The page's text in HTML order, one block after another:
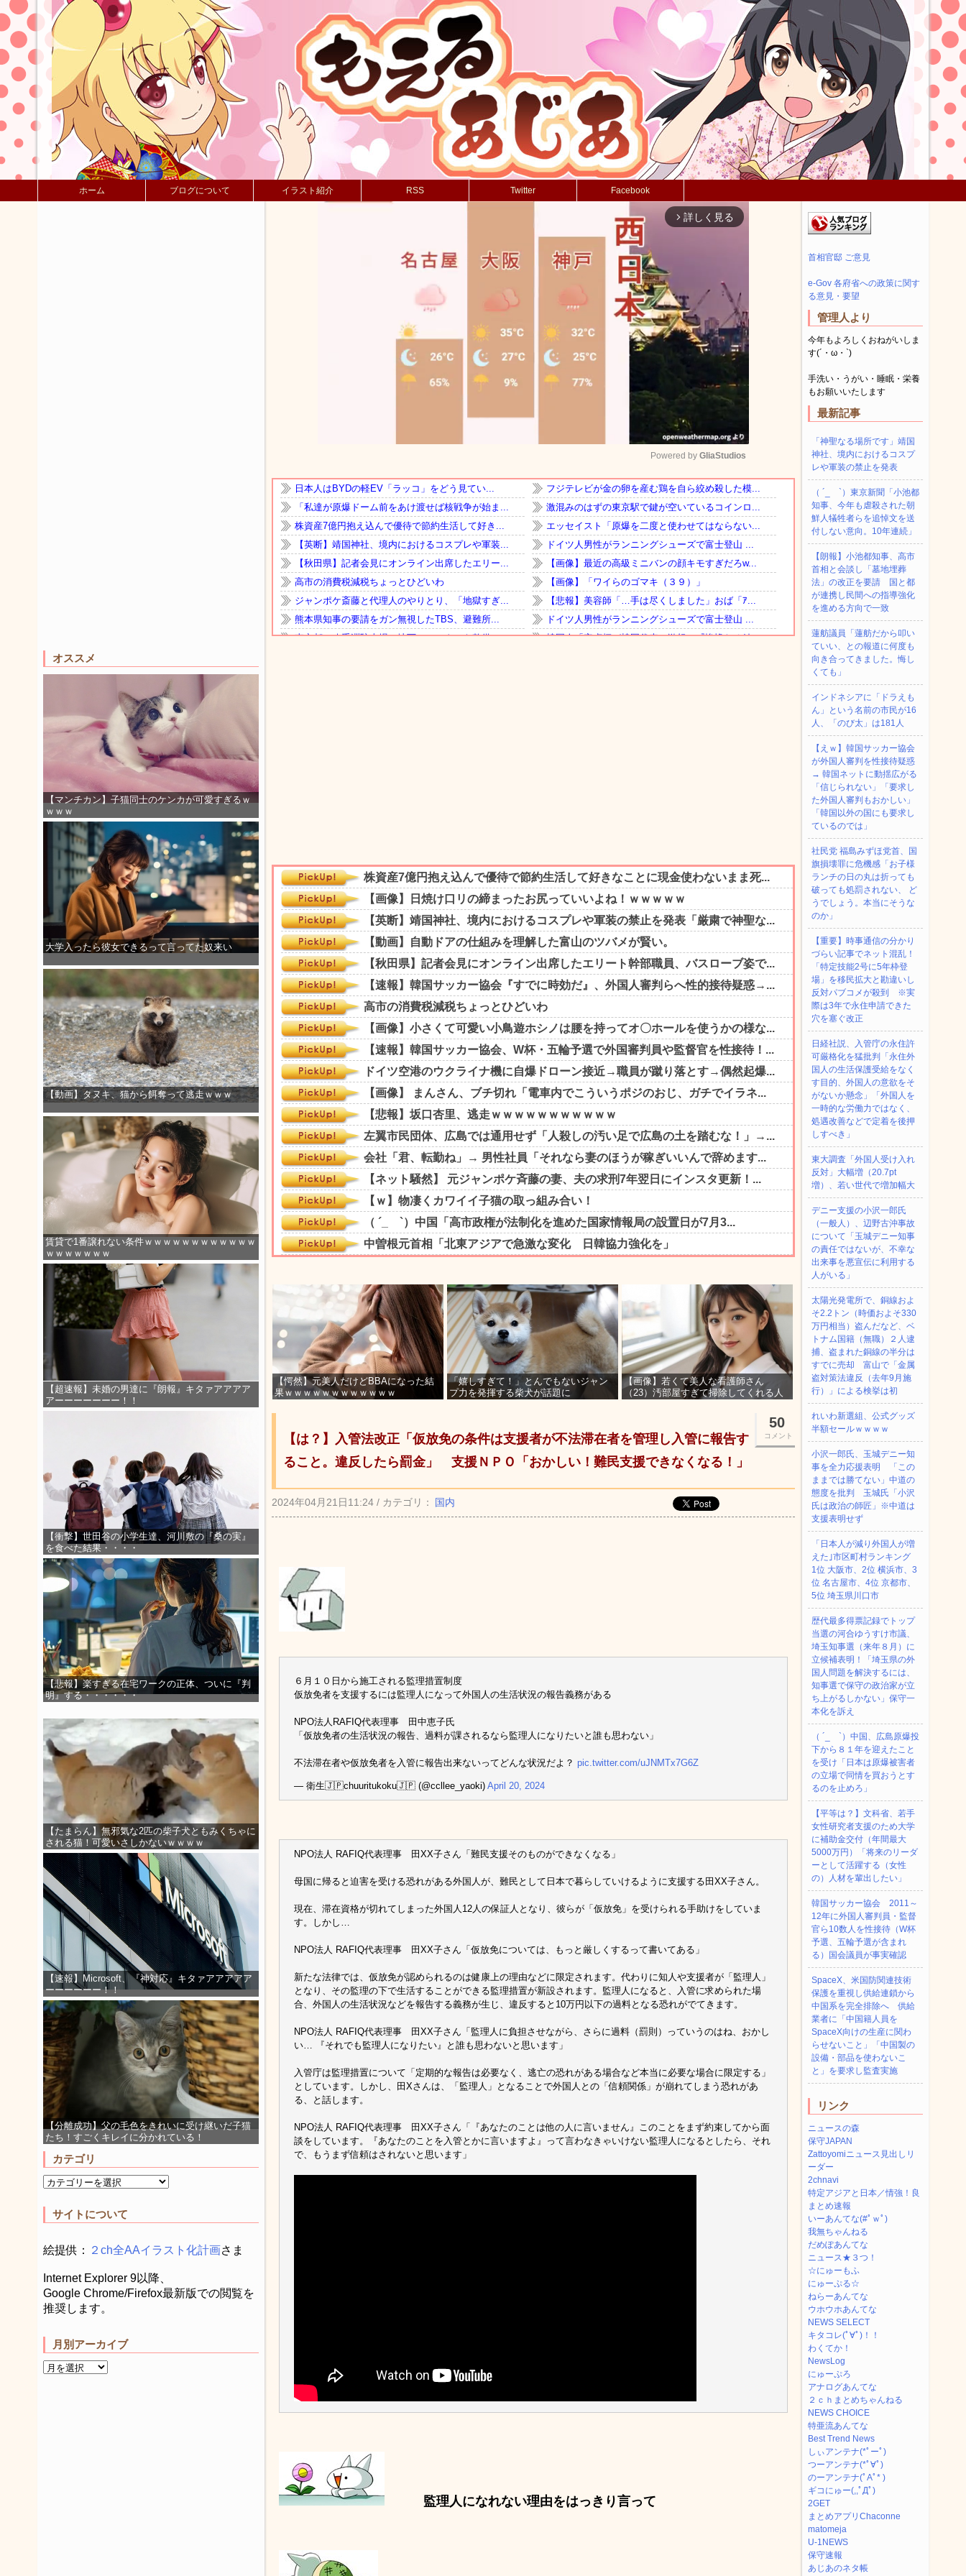
ホーム ブログについて イラスト紹介 RSS Twitter Facebook
オススメ
【マンチカン】子猫同士のケンカが可愛すぎるｗ
ｗｗｗ
大学入ったら彼女できるって言ってた奴来い
【動画】タヌキ、猫から餌奪って逃走ｗｗｗ
賃貸で1番譲れない条件ｗｗｗｗｗｗｗｗｗｗｗｗ
ｗｗｗｗｗｗｗ
【超速報】未婚の男達に『朗報』キタァアアアア
アーーーーーーー！！
【衝撃】世田谷の小学生達、河川敷の『桑の実』
を食べた結果・・・・
【悲報】楽すぎる在宅ワークの正体、ついに『判
明』する・・・・・・
【たまらん】無邪気な2匹の柴子犬ともみくちゃに
される猫！可愛いさしかないｗｗｗｗ
【速報】Microsoft、『神対応』キタァアアアアア
ーーーーーー！！
【分離成功】父の毛色をきれいに受け継いだ子猫
たち！すごくキレイに分かれている！
カテゴリ
サイトについて
絵提供： ２ch全AAイラスト化計画さま
Internet Explorer 9以降、
Google Chrome/Firefox最新版での閲覧を
推奨します。
月別アーカイブ
arrow_forward_ios 詳しく見る
Mute
Powered by GliaStudios
【愕然】元美人だけどBBAになった結
果ｗｗｗｗｗｗｗｗｗｗｗｗ
「嬉しすぎて！」とんでもないジャン
プ力を発揮する柴犬が話題に
【画像】若くて美人な看護師さん
（23）汚部屋すぎて掃除してくれる人
50
コメント
【は？】入管法改正「仮放免の条件は支援者が不法滞在者を管理し入管に報告す
ること。違反したら罰金」 支援ＮＰＯ「おかしい！難民支援できなくなる！」
2024年04月21日11:24 / カテゴリ： 国内
６月１０日から施工される監理措置制度
仮放免者を支援するには監理人になって外国人の生活状況の報告義務がある
NPO法人RAFIQ代表理事 田中恵子氏
「仮放免者の生活状況の報告、過料が課されるなら監理人になりたいと誰も思わない」
不法滞在者や仮放免者を入管に報告出来ないってどんな状況だよ？ pic.twitter.com/uJNMTx7G6Z
— 衛生🇯🇵chuuritukoku🇯🇵 (@ccllee_yaoki) April 20, 2024
NPO法人 RAFIQ代表理事 田XX子さん「難民支援そのものができなくなる」
母国に帰ると迫害を受ける恐れがある外国人が、難民として日本で暮らしていけるように支援する田XX子さん。
現在、滞在資格が切れてしまった外国人12人の保証人となり、彼らが「仮放免」を受けられる手助けをしていま
す。しかし…
NPO法人 RAFIQ代表理事 田XX子さん「仮放免については、もっと厳しくするって書いてある」
新たな法律では、仮放免が認められるのは健康上の理由などに限定されます。代わりに知人や支援者が「監理人」
となり、その監理の下で生活することができる監理措置が新設されます。監理人になると、入管に求められた場
合、外国人の生活状況などを報告する義務が生じ、違反すると10万円以下の過料となる恐れがでてきます。
NPO法人 RAFIQ代表理事 田XX子さん「監理人に負担させながら、さらに過料（罰則）っていうのはね、おかし
い… 『それでも監理人になりたい』と誰も思わないと思います」
入管庁は監理措置について「定期的な報告は必要なく、逃亡の恐れがある場合など本当に必要な場合に限定する」
としています。しかし、田Xさんは、「監理人」となることで外国人との「信頼関係」が崩れてしまう恐れがあ
る、と話します。
NPO法人 RAFIQ代表理事 田XX子さん「『あなたのことは他の人に言いません』このことをまず約束してから面
談をしています。『あなたのことを入管とかに言いますよ』って言わなきゃいけない監理人になるとしたら、それ
で、もうまず信頼はされないと思います」
監理人になれない理由をはっきり言って
首相官邸 ご意見
e-Gov 各府省への政策に関す
る意見・要望
管理人より
今年もよろしくおねがいしま
す(´・ω・`)
手洗い・うがい・睡眠・栄養
もお願いいたします
最新記事
「神聖なる場所です」靖国
神社、境内におけるコスプ
レや軍装の禁止を発表
（ ´_ゝ`）東京新聞「小池都
知事、今年も虐殺された朝
鮮人犠牲者らを追悼文を送
付しない意向。10年連続」
【朗報】小池都知事、高市
首相と会談し「墓地埋葬
法」の改正を要請 国と都
が連携し民間への指導強化
を進める方向で一致
蓮舫議員「蓮舫だから叩い
ていい、との報道に何度も
向き合ってきました。悔し
くても」
インドネシアに「ドラえも
ん」という名前の市民が16
人、「のび太」は181人
【えｗ】韓国サッカー協会
が外国人審判を性接待疑惑
→ 韓国ネットに動揺広がる
「信じられない」「要求し
た外国人審判もおかしい」
「韓国以外の国にも要求し
ているのでは」
社民党 福島みずほ党首、国
旗損壊罪に危機感「お子様
ランチの日の丸は折っても
破っても処罰されない、 ど
うでしょう。本当にそうな
のか」
【重要】時事通信の分かり
づらい記事でネット混乱！
「特定技能2号に5年枠登
場」を移民拡大と勘違いし
反対パブコメが殺到 ※実
際は3年で永住申請できた
穴を塞ぐ改正
日経社説、入管庁の永住許
可厳格化を猛批判「永住外
国人の生活保護受給をなく
す目的、外国人の意欲をそ
がないか懸念」「外国人を
一時的な労働力ではなく、
処遇改善などで定着を後押
しすべき」
東大調査「外国人受け入れ
反対」大幅増（20.7pt
増）、若い世代で増加幅大
デニー支援の小沢一郎氏
（一般人）、辺野古沖事故
について「玉城デニー知事
の責任ではないが、不幸な
出来事を悪宣伝に利用する
人がいる」
太陽光発電所で、銅線およ
そ2.2トン（時価およそ330
万円相当）盗んだなど、ベ
トナム国籍（無職）２人逮
捕、盗まれた銅線の半分は
すでに売却 富山で「金属
盗対策法違反（去年9月施
行）」による検挙は初
れいわ新選組、公式グッズ
半額セールｗｗｗｗ
小沢一郎氏、玉城デニー知
事を全力応援表明 「この
ままでは勝てない」中道の
態度を批判 玉城氏「小沢
氏は政治の師匠」※中道は
支援表明せず
「日本人が減り外国人が増
えた｣市区町村ランキング
1位 大阪市、2位 横浜市、3
位 名古屋市、4位 京都市、
5位 埼玉県川口市
歴代最多得票記録でトップ
当選の河合ゆうすけ市議、
埼玉知事選（来年８月）に
立候補表明！「埼玉県の外
国人問題を解決するには、
知事選で保守の政治家が立
ち上がるしかない」保守一
本化を訴え
（ ´_ゝ`）中国、広島原爆投
下から８１年を迎えたこと
を受け「日本は原爆被害者
の立場で同情を買おうとす
るのを止めろ」
【平等は？】文科省、若手
女性研究者支援のため大学
に補助金交付（年間最大
5000万円）「将来のリーダ
ーとして活躍する（女性
の）人材を輩出したい」
韓国サッカー協会 2011～
12年に外国人審判員・監督
官ら10数人を性接待（W杯
予選、五輪予選が含まれ
る）国会議員が事実確認
SpaceX、米国防関連技術
保護を重視し供給連鎖から
中国系を完全排除へ 供給
業者に「中国籍人員を
SpaceX向けの生産に関わ
らせないこと」「中国製の
設備・部品を使わないこ
と」を要求し監査実施
リンク
ニュースの森
保守JAPAN
Zattoyomiニュース見出しリ
ーダー
2chnavi
特定アジアと日本／情強！良
まとめ速報
いーあんてな(#ﾟｗﾟ)
我無ちゃんねる
だめぽあんてな
ニュース★３つ！
☆にゅーもふ
にゅーぷる☆
ねらーあんてな
ウホウホあんてな
NEWS SELECT
キタコレ(ﾟ∀ﾟ)！！
わくてか！
NewsLog
にゅーぷろ
アナログあんてな
２ｃｈまとめちゃんねる
NEWS CHOICE
特亜流あんてな
Best Trend News
しぃアンテナ(*ﾟーﾟ)
つーアンテナ(*ﾟ∀ﾟ)
のーアンテナ(ﾟAﾟ* )
ギコにゅー(,,ﾟДﾟ)
2GET
まとめアプリChaconne
matomeja
U-1NEWS
保守速報
あじあのネタ帳